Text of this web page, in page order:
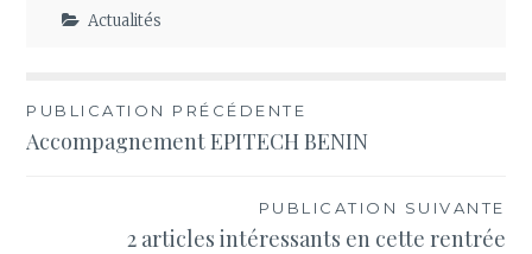
Actualités
Navigation
de
PUBLICATION PRÉCÉDENTE
Accompagnement EPITECH BENIN
PUBLICATION SUIVANTE
2 articles intéressants en cette rentrée